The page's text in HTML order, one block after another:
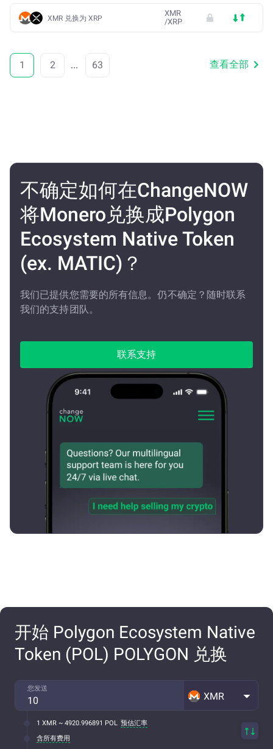
XMR 兑换为 XRP
XMR
/XRP
1 2 ... 63 查看全部
不确定如何在ChangeNOW
将Monero兑换成Polygon
Ecosystem Native Token
(ex. MATIC)？
我们已提供您需要的所有信息。仍不确定？随时联系
我们的支持团队。
联系支持
开始 Polygon Ecosystem Native
Token (POL) POLYGON 兑换
您发送
XMR
1 XMR ~ 4920.996891 POL 预估汇率
含所有费用